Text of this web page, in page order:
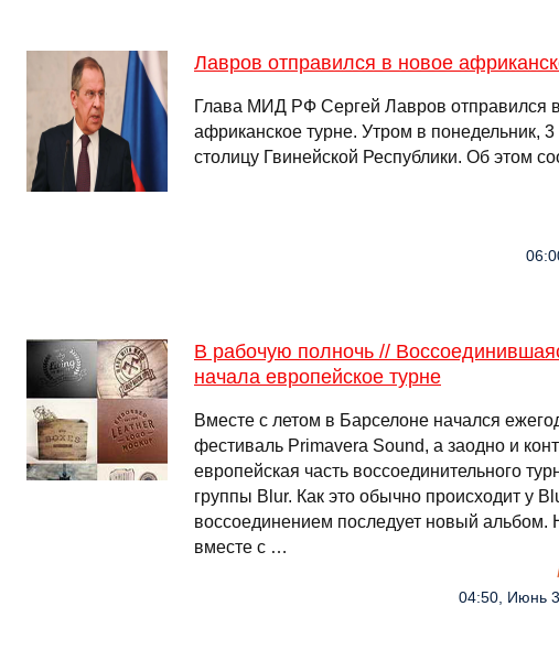
Лавров отправился в новое
Глава МИД РФ Сергей Лавров отправился
африканское турне. Утром в понедельник,
столицу Гвинейской Республики. Об этом
В рабочую полночь //
начала европейское турне
Вместе с летом в Барселоне начался
фестиваль Primavera Sound, а заодно и
европейская часть воссоединительного
группы Blur. Как это обычно происходит у
воссоединением последует новый альбом.
вместе с …
04:50, Июнь